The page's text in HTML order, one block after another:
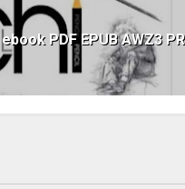
PDF EPUB AWZ3